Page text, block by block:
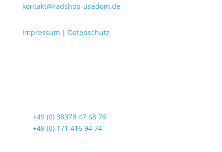
kontakt@radshop-usedom.de
Impressum | Datenschutz
+49 (0) 38378 47 68 76
+49 (0) 171 416 94 74